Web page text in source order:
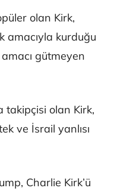
olan Kirk,
amacıyla kurduğu
gütmeyen
takipçisi olan Kirk,
ve İsrail yanlısı
Charlie Kirk’ü